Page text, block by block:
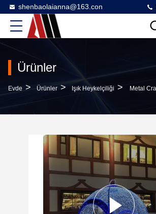
shenbaolaianna@163.con
Ürünler
Evde > Ürünler > Işık Heykelçiliği > Metal Craft 3D LED Christmas Archway Ile IP65 Su Geçirmez Dış